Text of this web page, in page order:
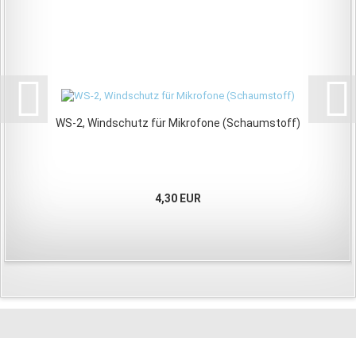
WS-2, Windschutz für Mikrofone (Schaumstoff)
4,30 EUR